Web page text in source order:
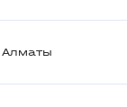
Алматы